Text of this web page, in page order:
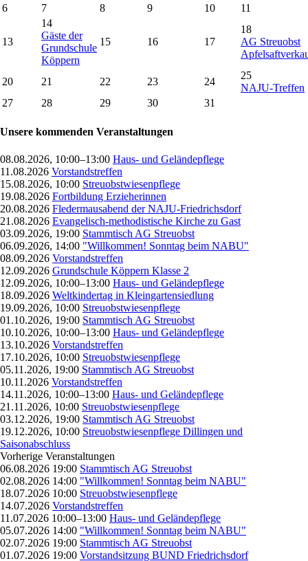
6 7 8 9 10 11
13
14
Gäste der
Grundschule
Köppern
15 16 17
18
AG Streuobst
20 21 22 23 24
25
NAJU-Treffen
27
28 29 30 31
Unsere kommenden Veranstaltungen
08.08.2026, 10:00–13:00 Haus- und Geländepflege
11.08.2026 Vorstandstreffen
15.08.2026, 10:00 Streuobstwiesenpflege
19.08.2026 Fortbildung Erzieherinnen
20.08.2026 Fledermausabend der NAJU-Friedrichsdorf
21.08.2026 Evangelisch-methodistische Kirche zu Gast
03.09.2026, 19:00 Stammtisch AG Streuobst
06.09.2026, 14:00 "Willkommen! Sonntag beim NABU"
08.09.2026 Vorstandstreffen
12.09.2026 Grundschule Köppern Klasse 2
12.09.2026, 10:00–13:00 Haus- und Geländepflege
18.09.2026 Weltkindertag in Kleingartensiedlung
19.09.2026, 10:00 Streuobstwiesenpflege
01.10.2026, 19:00 Stammtisch AG Streuobst
10.10.2026, 10:00–13:00 Haus- und Geländepflege
13.10.2026 Vorstandstreffen
17.10.2026, 10:00 Streuobstwiesenpflege
05.11.2026, 19:00 Stammtisch AG Streuobst
10.11.2026 Vorstandstreffen
14.11.2026, 10:00–13:00 Haus- und Geländepflege
21.11.2026, 10:00 Streuobstwiesenpflege
03.12.2026, 19:00 Stammtisch AG Streuobst
19.12.2026, 10:00 Streuobstwiesenpflege Dillingen und
Saisonabschluss
Vorherige Veranstaltungen
06.08.2026 19:00 Stammtisch AG Streuobst
02.08.2026 14:00 "Willkommen! Sonntag beim NABU"
18.07.2026 10:00 Streuobstwiesenpflege
14.07.2026 Vorstandstreffen
11.07.2026 10:00–13:00 Haus- und Geländepflege
05.07.2026 14:00 "Willkommen! Sonntag beim NABU"
02.07.2026 19:00 Stammtisch AG Streuobst
01.07.2026 19:00 Vorstandsitzung BUND Friedrichsdorf